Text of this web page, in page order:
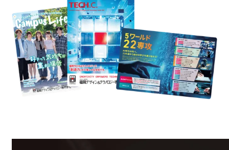
Information